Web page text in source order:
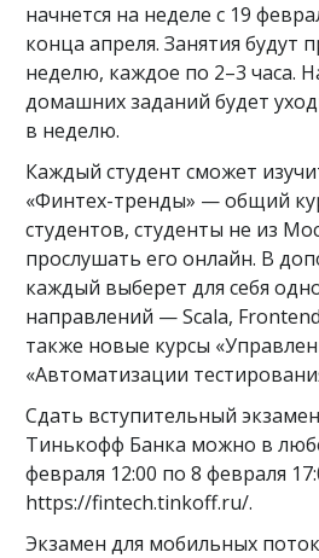
начнется на неделе с 19
конца апреля. Занятия будут
неделю, каждое по 2–3 часа.
домашних заданий будет
в неделю.
Каждый студент сможет
«Финтех-тренды» — общий
студентов, студенты не из
прослушать его онлайн. В
каждый выберет для себя
направлений — Scala,
также новые курсы
«Автоматизации
Сдать вступительный
Тинькофф Банка можно в
февраля 12:00 по 8 февраля
https://fintech.tinkoff.ru/.
Экзамен для мобильных